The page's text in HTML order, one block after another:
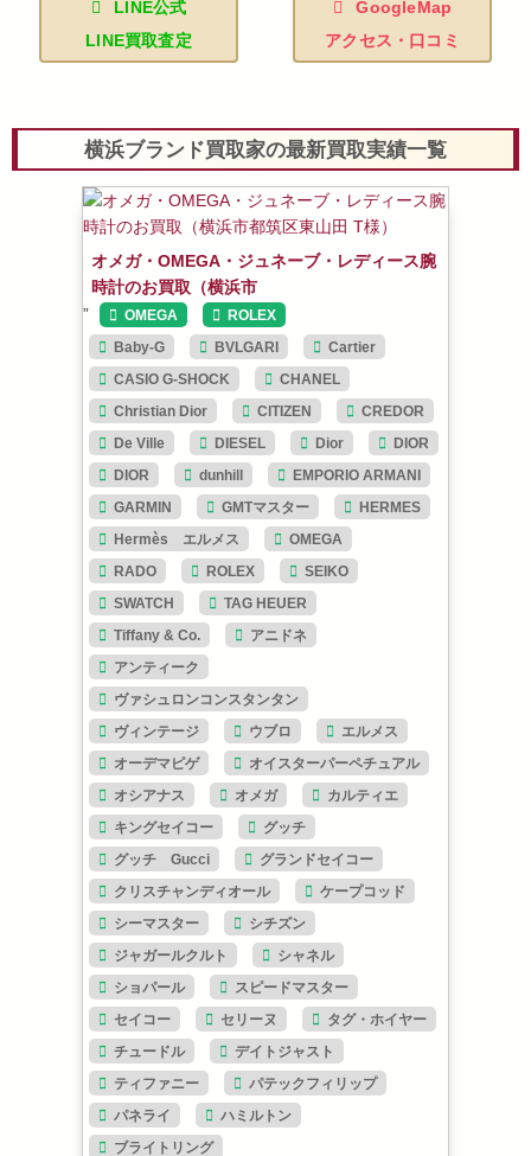
LINE公式
LINE買取査定
GoogleMap
アクセス・口コミ
横浜ブランド買取家の最新買取実績一覧
オメガ・OMEGA・ジュネーブ・レディース腕
時計のお買取（横浜市
”
OMEGA
ROLEX
Baby-G
BVLGARI
Cartier
CASIO G-SHOCK
CHANEL
Christian Dior
CITIZEN
CREDOR
De Ville
DIESEL Dior
DIOR
DIOR
dunhill
EMPORIO ARMANI
GARMIN
GMTマスター
HERMES
Hermès エルメス
OMEGA
RADO
ROLEX
SEIKO
SWATCH
TAG HEUER
Tiffany & Co.
アニドネ
アンティーク
ヴァシュロンコンスタンタン
ヴィンテージ
ウブロ
エルメス
オーデマピゲ
オイスターパーペチュアル
オシアナス
オメガ
カルティエ
キングセイコー
グッチ
グッチ Gucci
グランドセイコー
クリスチャンディオール
ケープコッド
シーマスター
シチズン
ジャガールクルト
シャネル
ショパール
スピードマスター
セイコー
セリーヌ
タグ・ホイヤー
チュードル
デイトジャスト
ティファニー
パテックフィリップ
パネライ
ハミルトン
ブライトリング